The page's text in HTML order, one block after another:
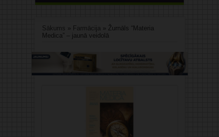
Sākums » Farmācija» Žurnāls “Materia
Medica” – jaunā veidolā